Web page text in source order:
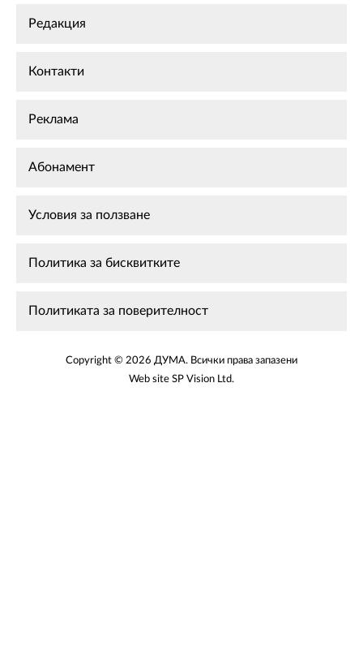
Редакция
Контакти
Реклама
Абонамент
Условия за ползване
Политика за бисквитките
Политиката за поверителност
Copyright © 2026 ДУМА. Всички права запазени
Web site SP Vision Ltd.